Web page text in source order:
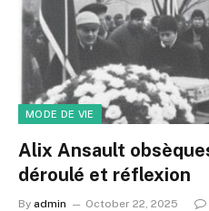
MODE DE VIE
Alix Ansault
déroulé et réflexion
By admin October 22, 2025